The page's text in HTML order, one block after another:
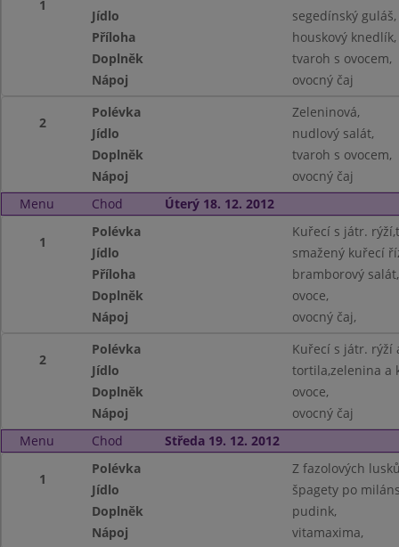
1
Jídlo
segedínský guláš,
Příloha
houskový knedlík,
Doplněk
tvaroh s ovocem,
Nápoj
ovocný čaj
2
Polévka
Zeleninová,
Jídlo
nudlový salát,
Doplněk
tvaroh s ovocem,
Nápoj
ovocný čaj
Menu
Chod Úterý 18. 12. 2012
1
Polévka
Kuřecí s játr.
Jídlo
smažený kuřecí
Příloha
bramborový salát,
Doplněk
ovoce,
Nápoj
ovocný čaj,
2
Polévka
Kuřecí s játr. rýží
Jídlo
tortila,zelenina a
Doplněk
ovoce,
Nápoj
ovocný čaj
Menu
Chod Středa 19. 12. 2012
1
Polévka
Z fazolových
Jídlo
špagety po
Doplněk
pudink,
Nápoj
vitamaxima,